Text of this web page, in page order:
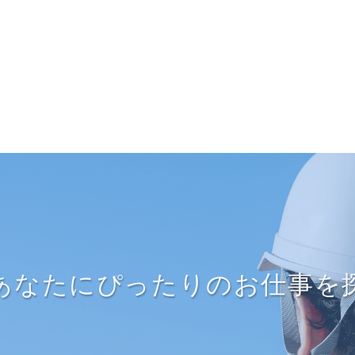
なたにぴったりのお仕事を